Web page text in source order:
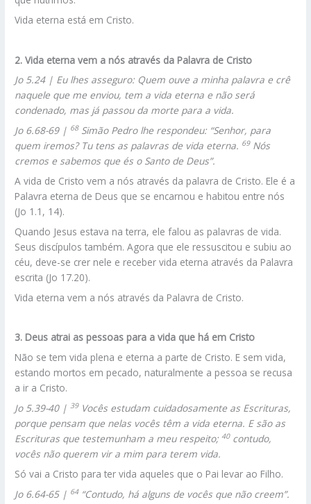
Vida eterna está em Cristo.
2. Vida eterna vem a nós através da Palavra de Cristo
Jo 5.24 | Eu lhes asseguro: Quem ouve a minha palavra e crê
naquele que me enviou, tem a vida eterna e não será
condenado, mas já passou da morte para a vida.
Jo 6.68-69 | 68Simão Pedro lhe respondeu: “Senhor, para
quem iremos? Tu tens as palavras de vida eterna. 69Nós
cremos e sabemos que és o Santo de Deus”.
A vida de Cristo vem a nós através da palavra de Cristo. Ele é a
Palavra eterna de Deus que se encarnou e habitou entre nós
(Jo 1.1, 14).
Quando Jesus estava na terra, ele falou as palavras de vida.
Seus discípulos também. Agora que ele ressuscitou e subiu ao
céu, deve-se crer nele e receber vida eterna através da Palavra
escrita (Jo 17.20).
Vida eterna vem a nós através da Palavra de Cristo.
3. Deus atrai as pessoas para a vida que há em Cristo
Não se tem vida plena e eterna a parte de Cristo. E sem vida,
estando mortos em pecado, naturalmente a pessoa se recusa
a ir a Cristo.
Jo 5.39-40 |39Vocês estudam cuidadosamente as Escrituras,
porque pensam que nelas vocês têm a vida eterna. E são as
Escrituras que testemunham a meu respeito; 40contudo,
vocês não querem vir a mim para terem vida.
Só vai a Cristo para ter vida aqueles que o Pai levar ao Filho.
Jo 6.64-65 | 64“Contudo, há alguns de vocês que não creem”.